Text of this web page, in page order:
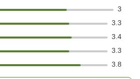
3
3.3
3.4
3.3
3.8